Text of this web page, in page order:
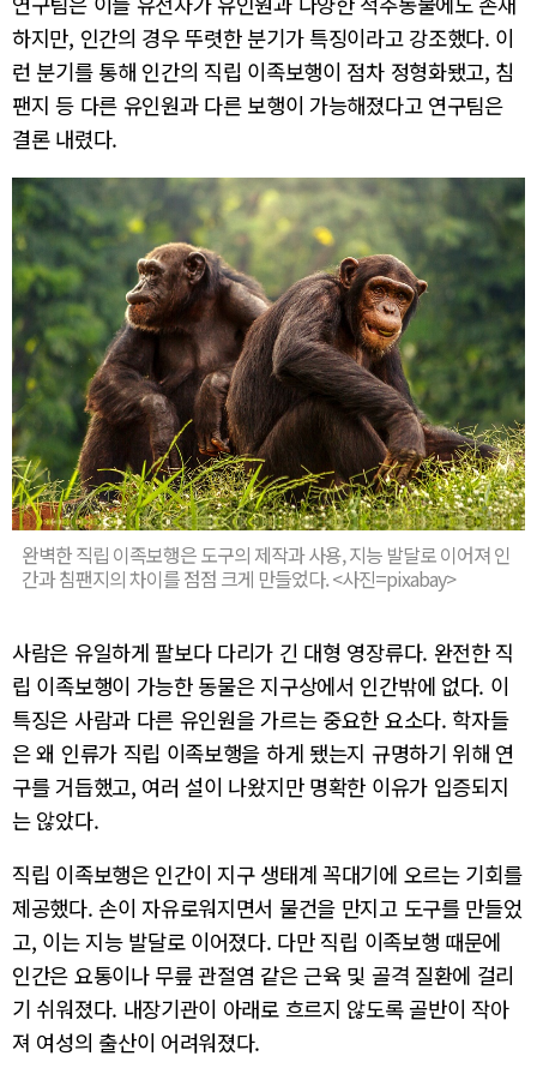
하지만, 인간의 경우 뚜렷한 분기가 특징이라고 강조했다. 이
런 분기를 통해 인간의 직립 이족보행이 점차 정형화됐고, 침
팬지 등 다른 유인원과 다른 보행이 가능해졌다고 연구팀은
결론 내렸다.
완벽한 직립 이족보행은 도구의 제작과 사용, 지능 발달로 이어져 인
간과 침팬지의 차이를 점점 크게 만들었다. <사진=pixabay>
사람은 유일하게 팔보다 다리가 긴 대형 영장류다. 완전한 직
립 이족보행이 가능한 동물은 지구상에서 인간밖에 없다. 이
특징은 사람과 다른 유인원을 가르는 중요한 요소다. 학자들
은 왜 인류가 직립 이족보행을 하게 됐는지 규명하기 위해 연
구를 거듭했고, 여러 설이 나왔지만 명확한 이유가 입증되지
는 않았다.
직립 이족보행은 인간이 지구 생태계 꼭대기에 오르는 기회를
제공했다. 손이 자유로워지면서 물건을 만지고 도구를 만들었
고, 이는 지능 발달로 이어졌다. 다만 직립 이족보행 때문에
인간은 요통이나 무릎 관절염 같은 근육 및 골격 질환에 걸리
기 쉬워졌다. 내장기관이 아래로 흐르지 않도록 골반이 작아
져 여성의 출산이 어려워졌다.